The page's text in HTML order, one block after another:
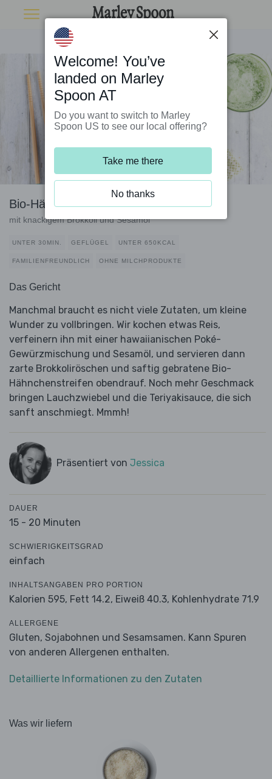
Bio-Hähnchen auf Poké-Reis
mit knackigem Brokkoli und Sesamöl
UNTER 30MIN. GEFLÜGEL UNTER 650KCAL
FAMILIENFREUNDLICH OHNE MILCHPRODUKTE
Das Gericht
Manchmal braucht es nicht viele Zutaten, um kleine
Wunder zu vollbringen. Wir kochen etwas Reis,
verfeinern ihn mit einer hawaiianischen Poké-
Gewürzmischung und Sesamöl, und servieren dann
zarte Brokkoliröschen und saftig gebratene Bio-
Hähnchenstreifen obendrauf. Noch mehr Geschmack
bringen Lauchzwiebel und die Teriyakisauce, die sich
sanft anschmiegt. Mmmh!
Präsentiert von Jessica
DAUER
15 - 20 Minuten
SCHWIERIGKEITSGRAD
einfach
INHALTSANGABEN PRO PORTION
Kalorien 595, Fett 14.2, Eiweiß 40.3, Kohlenhydrate 71.9
ALLERGENE
Gluten, Sojabohnen und Sesamsamen. Kann Spuren
von anderen Allergenen enthalten.
Detaillierte Informationen zu den Zutaten
Was wir liefern
Welcome! You’ve
landed on Marley
Spoon AT
Do you want to switch to Marley
Spoon US to see our local offering?
Take me there
No thanks